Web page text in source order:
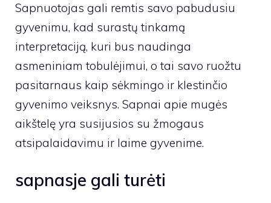
Sapnuotojas gali remtis savo pabudusiu
gyvenimu, kad surastų tinkamą
interpretaciją, kuri bus naudinga
asmeniniam tobulėjimui, o tai savo ruožtu
pasitarnaus kaip sėkmingo ir klestinčio
gyvenimo veiksnys. Sapnai apie mugės
aikštelę yra susijusios su žmogaus
atsipalaidavimu ir laime gyvenime.
sapnasje gali turėti